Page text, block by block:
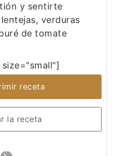
y sentirte
verduras
de tomate
receta
la receta